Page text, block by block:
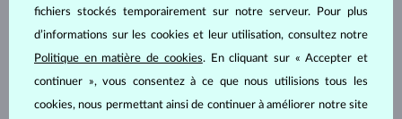
fichiers stockés temporairement sur notre serveur. Pour plus
d’informations sur les cookies et leur utilisation, consultez notre
Politique en matière de cookies. En cliquant sur « Accepter et
continuer », vous consentez à ce que nous utilisions tous les
cookies, nous permettant ainsi de continuer à améliorer notre site